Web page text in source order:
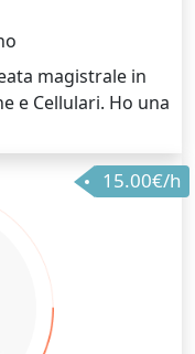
magistrale in
e Cellulari. Ho una
di elementari,
a superare
Rendere
scientifiche, in
e della terra.
insieme!
15.00€/h